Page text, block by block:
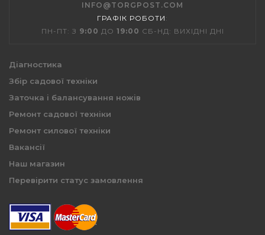
INFO@TORGPOST.COM
ГРАФІК РОБОТИ :
ПН-ПТ: З 9:00 ДО 19:00 СБ-НД: ВИХІДНІ ДНІ
Діагностика
Збір садової техніки
Заточка і балансування ножів
Ремонт садової техніки
Ремонт силової техніки
Вакансії
Наш магазин
Перевірити статус замовлення